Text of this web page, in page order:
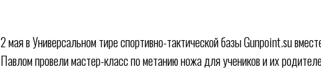
2 мая в Универсальном тире спортивно-тактической базы Gunpoint.su
Павлом провели мастер-класс по метанию ножа для учеников и их